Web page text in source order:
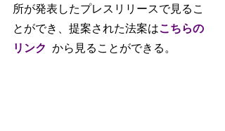
所が発表したプレスリリースで見るこ
とができ、提案された法案はこちらの
リンク から見ることができる。